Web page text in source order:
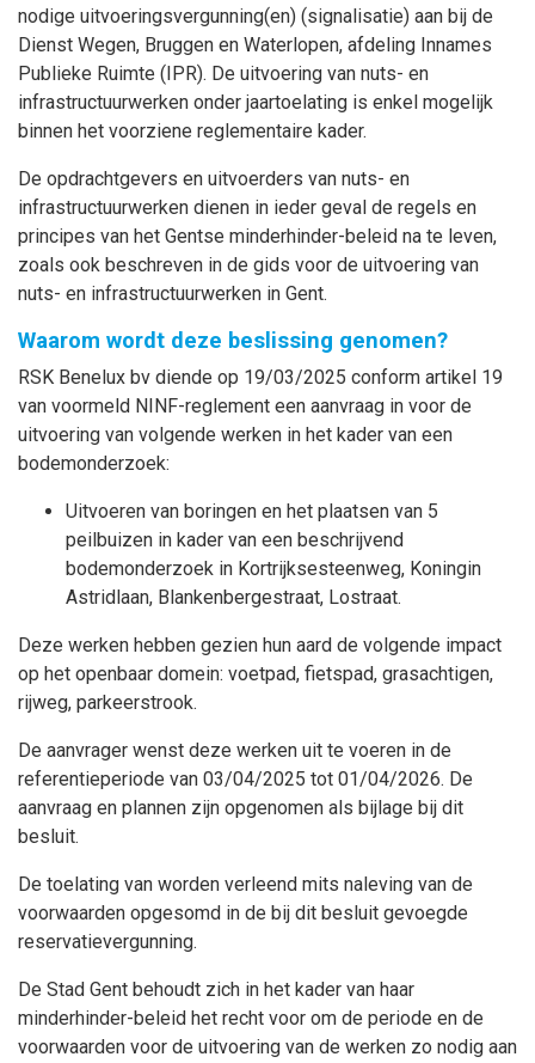
nodige uitvoeringsvergunning(en) (signalisatie) aan bij de
Dienst Wegen, Bruggen en Waterlopen, afdeling Innames
Publieke Ruimte (IPR). De uitvoering van nuts- en
infrastructuurwerken onder jaartoelating is enkel mogelijk
binnen het voorziene reglementaire kader.
De opdrachtgevers en uitvoerders van nuts- en
infrastructuurwerken dienen in ieder geval de regels en
principes van het Gentse minderhinder-beleid na te leven,
zoals ook beschreven in de gids voor de uitvoering van
nuts- en infrastructuurwerken in Gent.
Waarom wordt deze beslissing genomen?
RSK Benelux bv diende op 19/03/2025 conform artikel 19
van voormeld NINF-reglement een aanvraag in voor de
uitvoering van volgende werken in het kader van een
bodemonderzoek:
Uitvoeren van boringen en het plaatsen van 5
peilbuizen in kader van een beschrijvend
bodemonderzoek in Kortrijksesteenweg, Koningin
Astridlaan, Blankenbergestraat, Lostraat.
Deze werken hebben gezien hun aard de volgende impact
op het openbaar domein: voetpad, fietspad, grasachtigen,
rijweg, parkeerstrook.
De aanvrager wenst deze werken uit te voeren in de
referentieperiode van 03/04/2025 tot 01/04/2026. De
aanvraag en plannen zijn opgenomen als bijlage bij dit
besluit.
De toelating van worden verleend mits naleving van de
voorwaarden opgesomd in de bij dit besluit gevoegde
reservatievergunning.
De Stad Gent behoudt zich in het kader van haar
minderhinder-beleid het recht voor om de periode en de
voorwaarden voor de uitvoering van de werken zo nodig aan